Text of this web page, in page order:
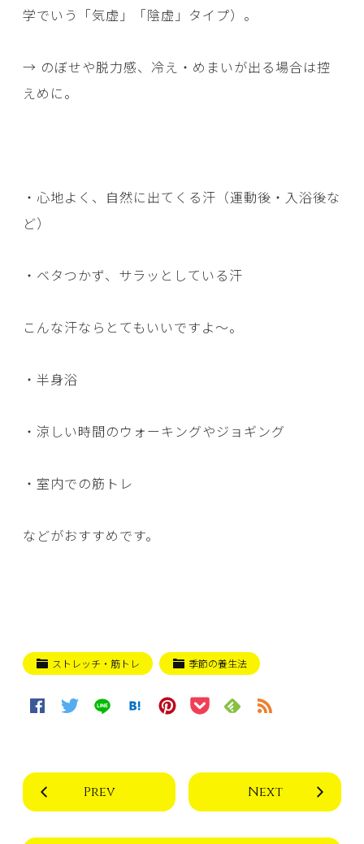
学でいう「気虚」「陰虚」タイプ）。
→ のぼせや脱力感、冷え・めまいが出る場合は控
えめに。
・心地よく、自然に出てくる汗（運動後・入浴後な
ど）
・ベタつかず、サラッとしている汗
こんな汗ならとてもいいですよ～。
・半身浴
・涼しい時間のウォーキングやジョギング
・室内での筋トレ
などがおすすめです。
ストレッチ・筋トレ 季節の養生法
Prev Next